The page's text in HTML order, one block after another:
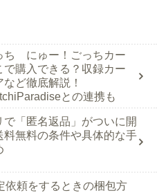
ち にゅー！ごっちカー
購入できる？収録カー
など徹底解説！
との連携も
で「匿名返品」がついに開
料無料の条件や具体的な手
依頼をするときの梱包方